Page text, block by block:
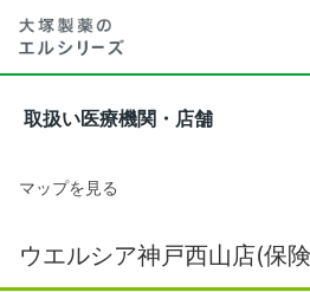
取扱い医療機関・店舗
マップを見る
ウエルシア神戸西山店(保